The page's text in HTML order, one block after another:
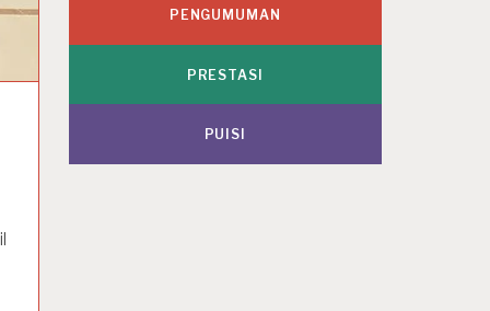
PENGUMUMAN
PRESTASI
PUISI